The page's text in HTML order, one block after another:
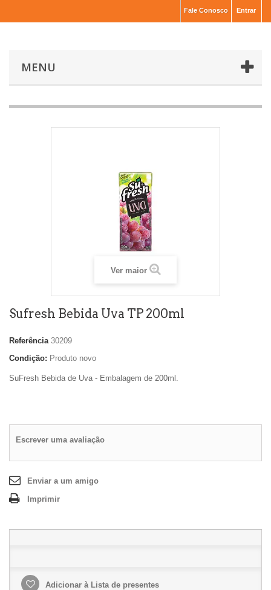
Entrar
Fale Conosco
MENU
Ver maior
Sufresh Bebida Uva TP 200ml
Referência 30209
Condição: Produto novo
SuFresh Bebida de Uva - Embalagem de 200ml.
Escrever uma avaliação
Enviar a um amigo
Imprimir
Adicionar à Lista de presentes